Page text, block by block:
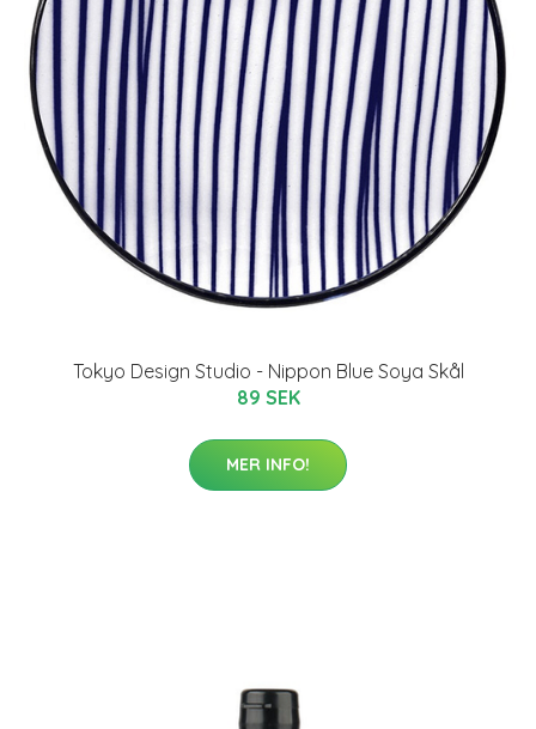
Tokyo Design Studio - Nippon Blue Soya Skål
89 SEK
MER INFO!